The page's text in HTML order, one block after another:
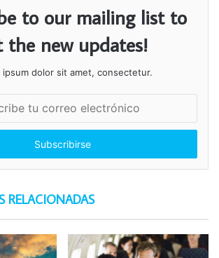
to our mailing list to
the new updates!
ipsum dolor sit amet, consectetur.
RELACIONADAS